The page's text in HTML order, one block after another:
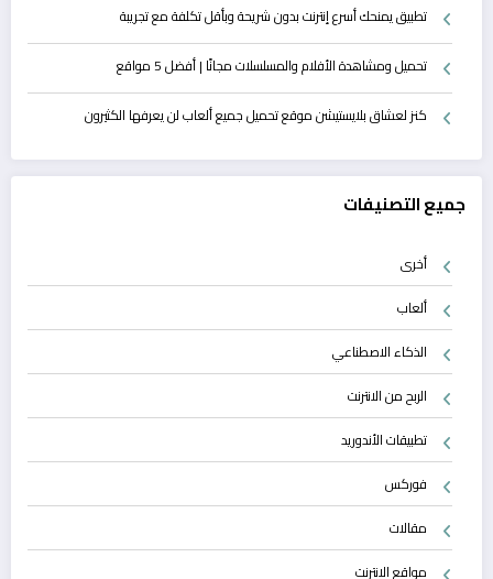
تطبيق يمنحك أسرع إنترنت بدون شريحة وبأقل تكلفة مع تجريبة
تحميل ومشاهدة الأفلام والمسلسلات مجانًا | أفضل 5 مواقع
كنز لعشاق بلايستيشن موقع تحميل جميع ألعاب لن يعرفها الكثيرون
جميع التصنيفات
أخرى
ألعاب
الذكاء الاصطناعي
الربح من الانترنت
تطبيقات الأندوريد
فوركس
مقالات
مواقع الانترنت